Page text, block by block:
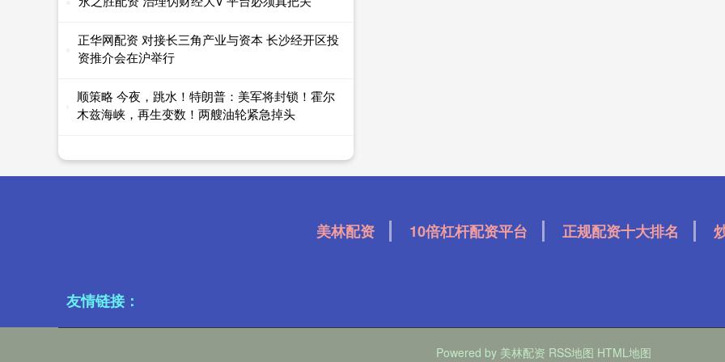
正华网配资 对接长三角产业与资本 长沙经开区投
资推介会在沪举行
顺策略 今夜，跳水！特朗普：美军将封锁！霍尔
木兹海峡，再生变数！两艘油轮紧急掉头
美林配资 10倍杠杆配资平台 正规配资十大排名
友情链接：
Powered by 美林配资 RSS地图 HTML地图